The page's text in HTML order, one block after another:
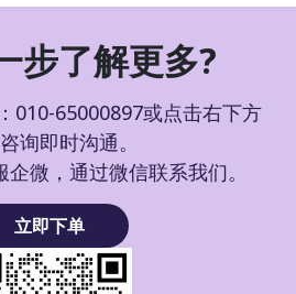
步了解更多?
010-65000897或点击右下方
询即时沟通。
微，通过微信联系我们。
立即下单